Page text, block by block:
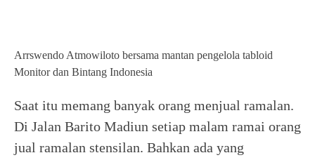
Arrswendo Atmowiloto bersama mantan pengelola tabloid
Monitor dan Bintang Indonesia
Saat itu memang banyak orang menjual ramalan.
Di Jalan Barito Madiun setiap malam ramai orang
jual ramalan stensilan. Bahkan ada yang